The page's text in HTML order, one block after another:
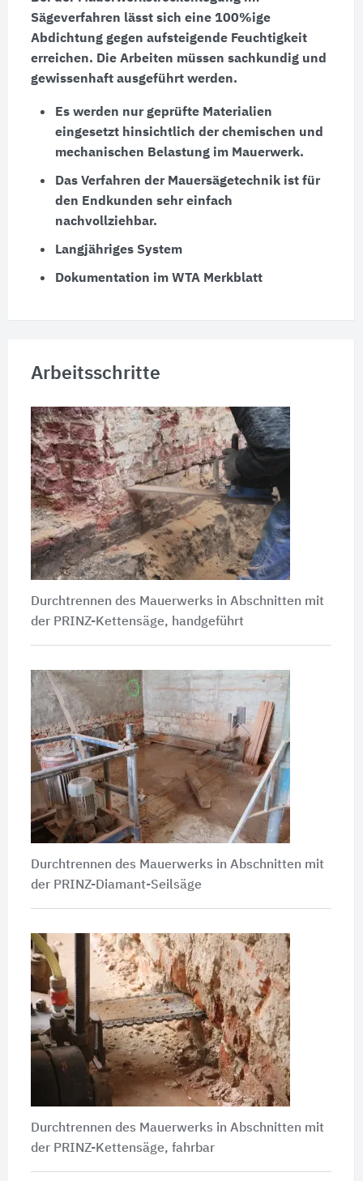
Sägeverfahren lässt sich eine 100%ige
Abdichtung gegen aufsteigende Feuchtigkeit
erreichen. Die Arbeiten müssen sachkundig und
gewissenhaft ausgeführt werden.
Es werden nur geprüfte Materialien
eingesetzt hinsichtlich der chemischen und
mechanischen Belastung im Mauerwerk.
Das Verfahren der Mauersägetechnik ist für
den Endkunden sehr einfach
nachvollziehbar.
Langjähriges System
Dokumentation im WTA Merkblatt
Arbeitsschritte
Durchtrennen des Mauerwerks in Abschnitten mit
der PRINZ-Kettensäge, handgeführt
Durchtrennen des Mauerwerks in Abschnitten mit
der PRINZ-Diamant-Seilsäge
Durchtrennen des Mauerwerks in Abschnitten mit
der PRINZ-Kettensäge, fahrbar